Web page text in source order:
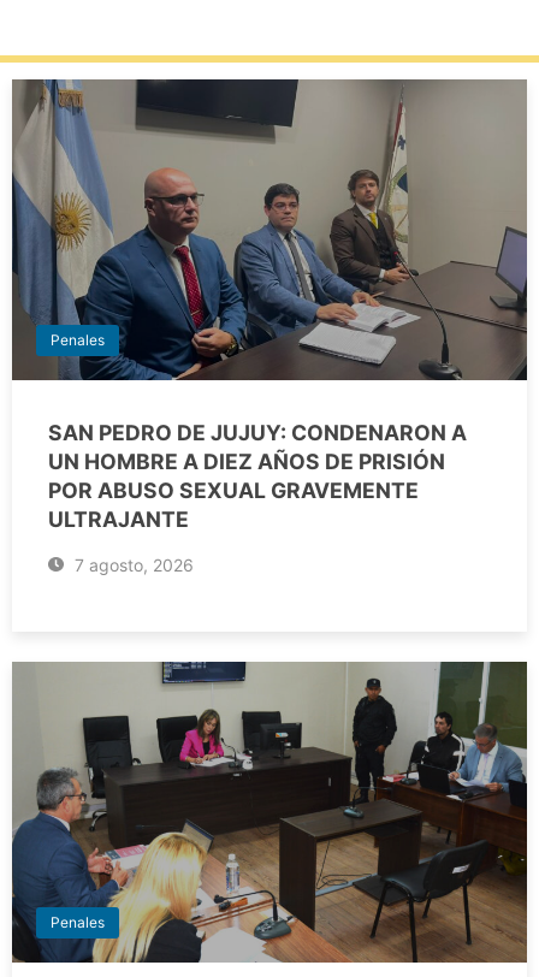
Penales
SAN PEDRO DE JUJUY: CONDENARON A
UN HOMBRE A DIEZ AÑOS DE PRISIÓN
POR ABUSO SEXUAL GRAVEMENTE
ULTRAJANTE
7 agosto, 2026
Penales